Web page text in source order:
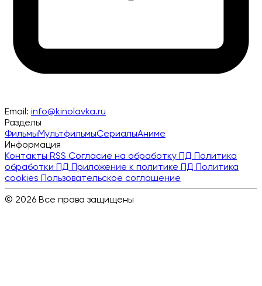
Email: info@kinolavka.ru
Разделы
ФильмыМультфильмыСериалыАниме
Информация
Контакты RSS Согласие на обработку ПД Политика
обработки ПД Приложение к политике ПД Политика
cookies Пользовательское соглашение
© 2026 Все права защищены